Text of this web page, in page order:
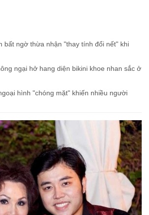
bất ngờ thừa nhận "thay tính đổi nết" khi
ngại hở hang diện bikini khoe nhan sắc ở
hình "chóng mặt" khiến nhiều người